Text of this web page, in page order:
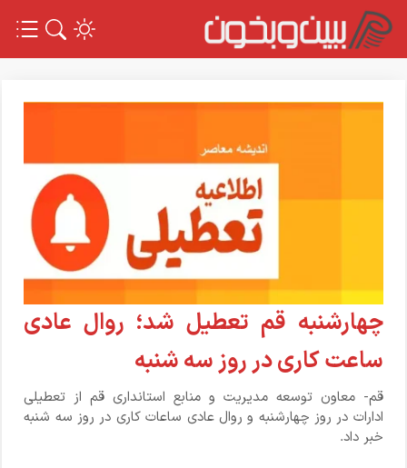
چهارشنبه قم تعطیل شد؛ روال عادی
ساعت کاری در روز سه شنبه
قم- معاون توسعه مدیریت و منابع استانداری قم از تعطیلی
ادارات در روز چهارشنبه و روال عادی ساعات کاری در روز سه شنبه
خبر داد.